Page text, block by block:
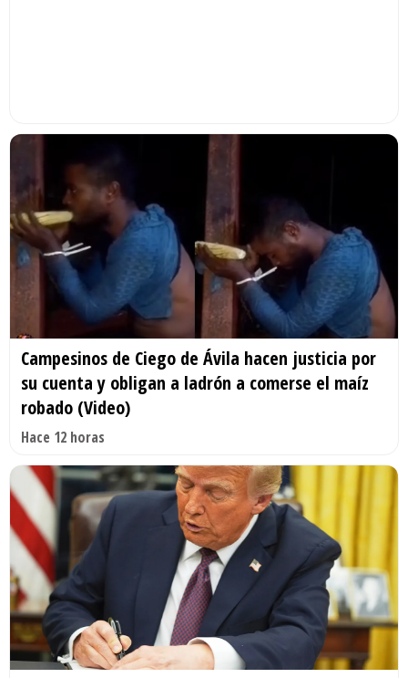
Campesinos de Ciego de Ávila hacen justicia por
su cuenta y obligan a ladrón a comerse el maíz
robado (Video)
Hace 12 horas